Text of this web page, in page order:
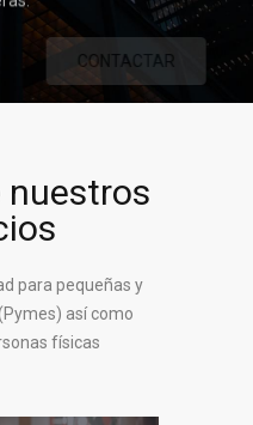
9188
nuestros
para pequeñas y
así como
físicas